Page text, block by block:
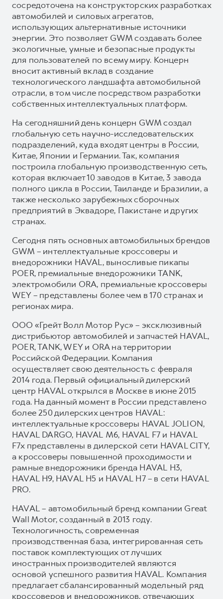
сосредоточена на конструкторских разработках
автомобилей и силовых агрегатов,
использующих альтернативные источники
энергии. Это позволяет GWM создавать более
экологичные, умные и безопасные продукты
для пользователей по всему миру. Концерн
вносит активный вклад в создание
технологического ландшафта автомобильной
отрасли, в том числе посредством разработки
собственных интеллектуальных платформ.
На сегодняшний день концерн GWM создал
глобальную сеть научно-исследовательских
подразделений, куда входят центры в России,
Китае, Японии и Германии. Так, компания
построила глобальную производственную сеть,
которая включает 10 заводов в Китае, 3 завода
полного цикла в России, Таиланде и Бразилии, а
также несколько зарубежных сборочных
предприятий в Эквадоре, Пакистане и других
странах.
Сегодня пять основных автомобильных брендов
GWM – интеллектуальные кроссоверы и
внедорожники HAVAL, выносливые пикапы
POER, премиальные внедорожники TANK,
электромобили ORA, премиальные кроссоверы
WEY – представлены более чем в 170 странах и
регионах мира.
ООО «Грейт Волл Мотор Рус» – эксклюзивный
дистрибьютор автомобилей и запчастей HAVAL,
POER, TANK, WEY и ORA на территории
Российской Федерации. Компания
осуществляет свою деятельность с февраля
2014 года. Первый официальный дилерский
центр HAVAL открылся в Москве в июне 2015
года. На данный момент в России представлено
более 250 дилерских центров HAVAL:
интеллектуальные кроссоверы HAVAL JOLION,
HAVAL DARGO, HAVAL М6, HAVAL F7 и HAVAL
F7x представлены в дилерской сети HAVAL CITY,
а кроссоверы повышенной проходимости и
рамные внедорожники бренда HAVAL H3,
HAVAL H9, HAVAL H5 и HAVAL H7 – в сети HAVAL
PRO.
HAVAL – автомобильный бренд компании Great
Wall Motor, созданный в 2013 году.
Технологичность, современная
производственная база, интегрированная сеть
поставок комплектующих от лучших
иностранных производителей являются
основой успешного развития HAVAL. Компания
предлагает сбалансированный модельный ряд
кроссоверов и внедорожников, отвечающих